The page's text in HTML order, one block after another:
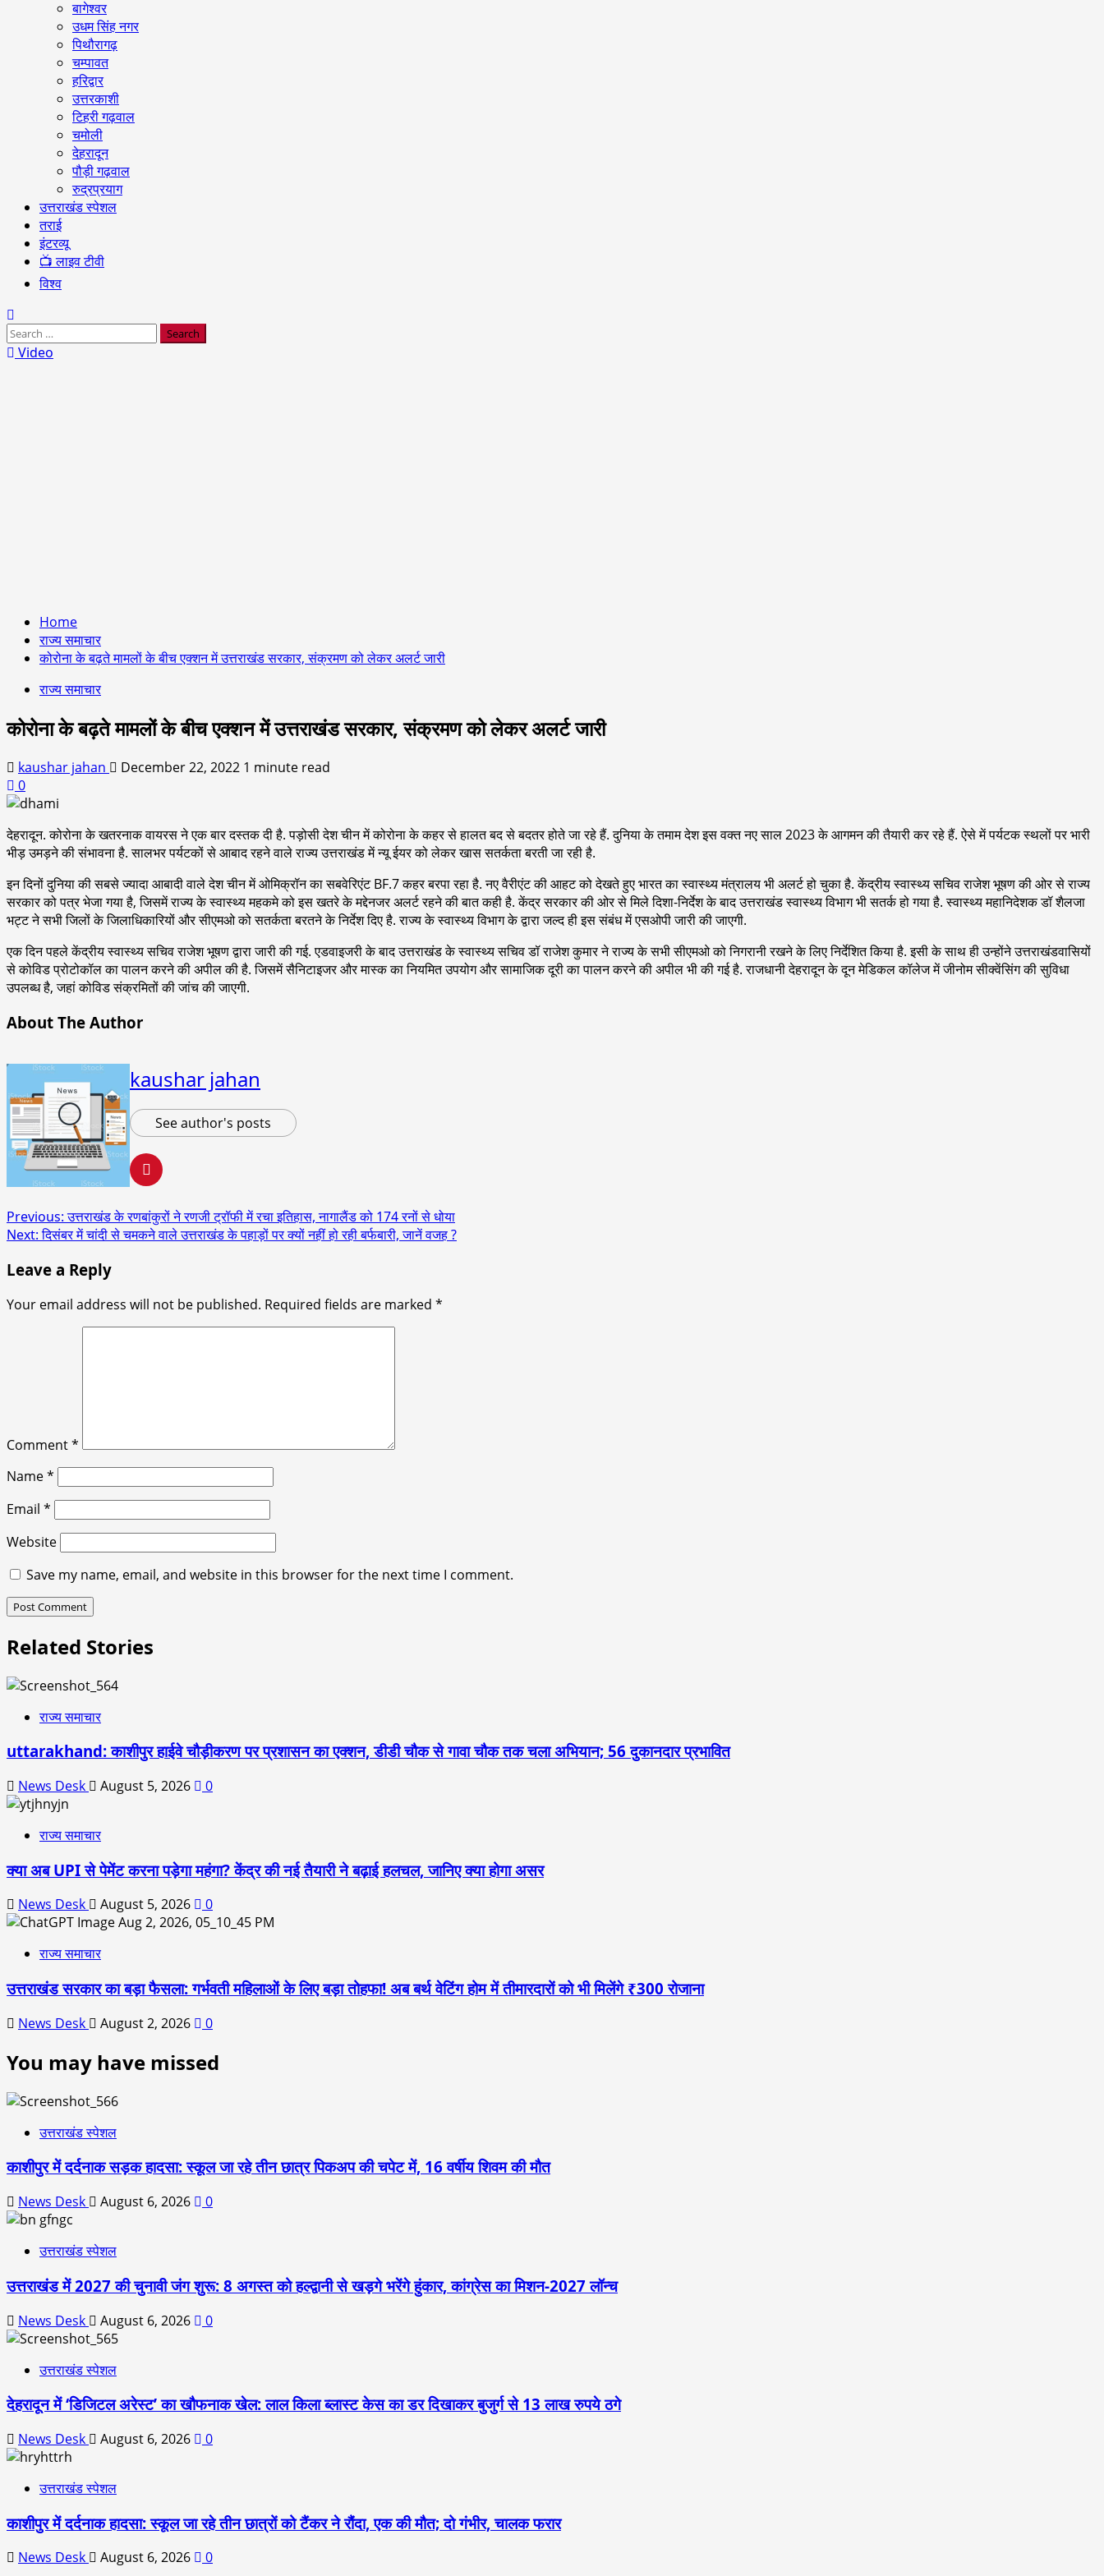
बागेश्वर
उधम सिंह नगर
पिथौरागढ़
चम्पावत
हरिद्वार
उत्तरकाशी
टिहरी गढ़वाल
चमोली
देहरादून
पौड़ी गढ़वाल
रुद्रप्रयाग
उत्तराखंड स्पेशल
तराई
इंटरव्यू
📺 लाइव टीवी
विश्व
Search
for:Video
Home
राज्य समाचार
कोरोना के बढ़ते मामलों के बीच एक्शन में उत्तराखंड सरकार, संक्रमण को लेकर अलर्ट जारी
राज्य समाचार
कोरोना के बढ़ते मामलों के बीच एक्शन में उत्तराखंड सरकार, संक्रमण को लेकर अलर्ट जारी
kaushar jahan December 22, 2022 1 minute read
0
देहरादून. कोरोना के खतरनाक वायरस ने एक बार दस्तक दी है. पड़ोसी देश चीन में कोरोना के कहर से हालत बद से बदतर होते जा रहे हैं. दुनिया के तमाम देश इस वक्त नए साल 2023 के आगमन की तैयारी कर रहे हैं. ऐसे में पर्यटक स्थलों पर भारी
भीड़ उमड़ने की संभावना है. सालभर पर्यटकों से आबाद रहने वाले राज्य उत्तराखंड में न्यू ईयर को लेकर खास सतर्कता बरती जा रही है.
इन दिनों दुनिया की सबसे ज्यादा आबादी वाले देश चीन में ओमिक्रॉन का सबवेरिएंट BF.7 कहर बरपा रहा है. नए वैरीएंट की आहट को देखते हुए भारत का स्वास्थ्य मंत्रालय भी अलर्ट हो चुका है. केंद्रीय स्वास्थ्य सचिव राजेश भूषण की ओर से राज्य
सरकार को पत्र भेजा गया है, जिसमें राज्य के स्वास्थ्य महकमे को इस खतरे के मद्देनजर अलर्ट रहने की बात कही है. केंद्र सरकार की ओर से मिले दिशा-निर्देश के बाद उत्तराखंड स्वास्थ्य विभाग भी सतर्क हो गया है. स्वास्थ्य महानिदेशक डॉ शैलजा
भट्ट ने सभी जिलों के जिलाधिकारियों और सीएमओ को सतर्कता बरतने के निर्देश दिए है. राज्य के स्वास्थ्य विभाग के द्वारा जल्द ही इस संबंध में एसओपी जारी की जाएगी.
एक दिन पहले केंद्रीय स्वास्थ्य सचिव राजेश भूषण द्वारा जारी की गई. एडवाइजरी के बाद उत्तराखंड के स्वास्थ्य सचिव डॉ राजेश कुमार ने राज्य के सभी सीएमओ को निगरानी रखने के लिए निर्देशित किया है. इसी के साथ ही उन्होंने उत्तराखंडवासियों
से कोविड प्रोटोकॉल का पालन करने की अपील की है. जिसमें सैनिटाइजर और मास्क का नियमित उपयोग और सामाजिक दूरी का पालन करने की अपील भी की गई है. राजधानी देहरादून के दून मेडिकल कॉलेज में जीनोम सीक्वेंसिंग की सुविधा
उपलब्ध है, जहां कोविड संक्रमितों की जांच की जाएगी.
About The Author
kaushar jahan
See author's posts
Post
navigation
Previous:उत्तराखंड के रणबांकुरों ने रणजी ट्रॉफी में रचा इतिहास, नागालैंड को 174 रनों से धोया
Next:दिसंबर में चांदी से चमकने वाले उत्तराखंड के पहाड़ों पर क्यों नहीं हो रही बर्फबारी, जानें वजह ?
Leave a Reply
Your email address will not be published. Required fields are marked *
Comment*
Name*
Email *
Website
Save my name, email, and website in this browser for the next time I comment.
Related Stories
राज्य समाचार
uttarakhand: काशीपुर हाईवे चौड़ीकरण पर प्रशासन का एक्शन, डीडी चौक से गावा चौक तक चला अभियान; 56 दुकानदार प्रभावित
News Desk August 5, 2026 0
राज्य समाचार
क्या अब UPI से पेमेंट करना पड़ेगा महंगा? केंद्र की नई तैयारी ने बढ़ाई हलचल, जानिए क्या होगा असर
News Desk August 5, 2026 0
राज्य समाचार
उत्तराखंड सरकार का बड़ा फैसला: गर्भवती महिलाओं के लिए बड़ा तोहफा! अब बर्थ वेटिंग होम में तीमारदारों को भी मिलेंगे ₹300 रोजाना
News Desk August 2, 2026 0
You may have missed
उत्तराखंड स्पेशल
काशीपुर में दर्दनाक सड़क हादसा: स्कूल जा रहे तीन छात्र पिकअप की चपेट में, 16 वर्षीय शिवम की मौत
News Desk August 6, 2026 0
उत्तराखंड स्पेशल
उत्तराखंड में 2027 की चुनावी जंग शुरू: 8 अगस्त को हल्द्वानी से खड़गे भरेंगे हुंकार, कांग्रेस का मिशन-2027 लॉन्च
News Desk August 6, 2026 0
उत्तराखंड स्पेशल
देहरादून में ‘डिजिटल अरेस्ट’ का खौफनाक खेल: लाल किला ब्लास्ट केस का डर दिखाकर बुजुर्ग से 13 लाख रुपये ठगे
News Desk August 6, 2026 0
उत्तराखंड स्पेशल
काशीपुर में दर्दनाक हादसा: स्कूल जा रहे तीन छात्रों को टैंकर ने रौंदा, एक की मौत; दो गंभीर, चालक फरार
News Desk August 6, 2026 0